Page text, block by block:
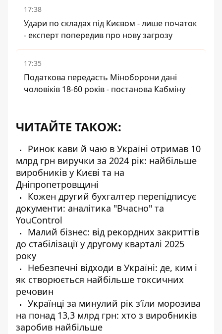
17:38
Удари по складах під Києвом - лише початок
- експерт попередив про нову загрозу
17:35
Податкова передасть Міноборони дані
чоловіків 18-60 років - постанова Кабміну
ЧИТАЙТЕ ТАКОЖ:
Ринок кави й чаю в Україні отримав 10
млрд грн виручки за 2024 рік: найбільше
виробників у Києві та на
Дніпропетровщині
Кожен другий бухгалтер перепідписує
документи: аналітика "Вчасно" та
YouControl
Малий бізнес: від рекордних закриттів
до стабілізації у другому кварталі 2025
року
Небезпечні відходи в Україні: де, ким і
як створюється найбільше токсичних
речовин
Українці за минулий рік зʼїли морозива
на понад 13,3 млрд грн: хто з виробників
заробив найбільше